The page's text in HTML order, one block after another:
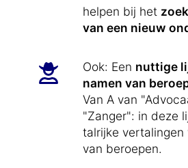
helpen bij het
van een nieuw
Ook: Een nuttige
namen van
Van A van
"Zanger": in deze
talrijke vertalingen
van beroepen.